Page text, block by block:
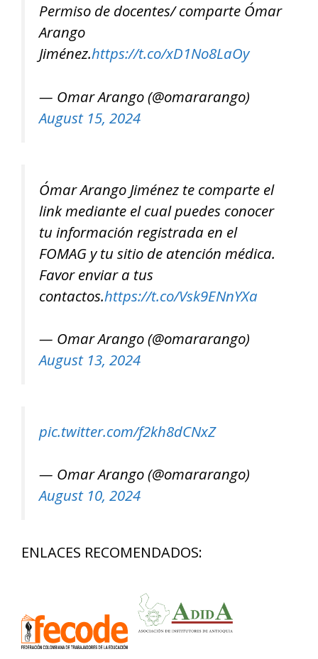
Permiso de docentes/ comparte Ómar
Arango
Jiménez.https://t.co/xD1No8LaOy
— Omar Arango (@omararango)
August 15, 2024
Ómar Arango Jiménez te comparte el
link mediante el cual puedes conocer
tu información registrada en el
FOMAG y tu sitio de atención médica.
Favor enviar a tus
contactos.https://t.co/Vsk9ENnYXa
— Omar Arango (@omararango)
August 13, 2024
pic.twitter.com/f2kh8dCNxZ
— Omar Arango (@omararango)
August 10, 2024
ENLACES RECOMENDADOS: